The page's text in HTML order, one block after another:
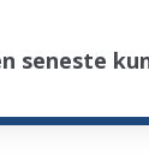
seneste